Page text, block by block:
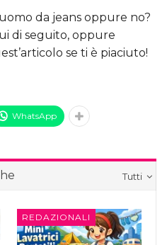
da jeans oppure no?
di seguito, oppure
se ti è piaciuto!
WhatsApp
Tutti
REDAZIONALI